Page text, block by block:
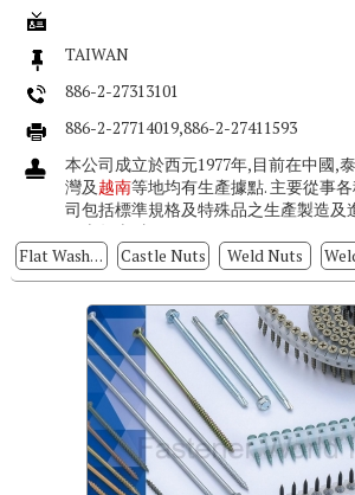
TAIWAN
886-2-27313101
886-2-27714019,886-2-27411593
本公司成立於西元1977年,目前在中國,
灣及越南等地均有生產據點. 主要從事
司包括標準規格及特殊品之生產製造及
四十年來,由...
Flat Washers
Castle Nuts Weld Nuts